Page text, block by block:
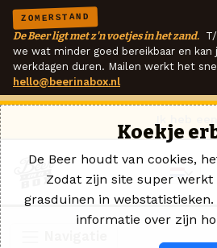
ZOMERSTAND
De Beer ligt met z'n voetjes in het zand.
we wat minder goed bereikbaar en kan
werkdagen duren. Mailen werkt het
hello@beerinabox.nl
Koekje
De Beer houdt van cookies,
Zodat zijn site super
grasduinen in webstatistieken.
informatie over zijn